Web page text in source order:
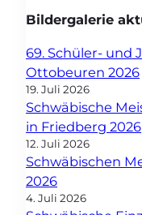
Bildergalerie
69. Schüler- und
Ottobeuren 2026
19. Juli 2026
Schwäbische
in Friedberg 2026
12. Juli 2026
Schwäbischen
2026
4. Juli 2026